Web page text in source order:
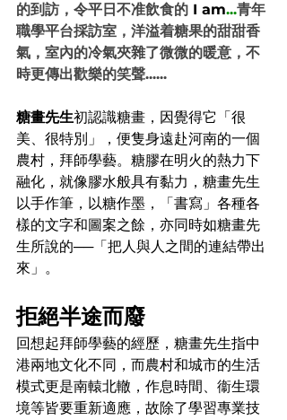
的到訪，令平日不准飲食的 I am...青年
職學平台採訪室，洋溢着糖果的甜甜香
氣，室內的冷氣夾雜了微微的暖意，不
時更傳出歡樂的笑聲......
糖畫先生初認識糖畫，因覺得它「很
美、很特別」，便隻身遠赴河南的一個
農村，拜師學藝。糖膠在明火的熱力下
融化，就像膠水般具有黏力，糖畫先生
以手作筆，以糖作墨，「書寫」各種各
樣的文字和圖案之餘，亦同時如糖畫先
生所說的──「把人與人之間的連結帶出
來」。
拒絕半途而廢
回想起拜師學藝的經歷，糖畫先生指中
港兩地文化不同，而農村和城市的生活
模式更是南轅北轍，作息時間、衞生環
境等皆要重新適應，故除了學習專業技